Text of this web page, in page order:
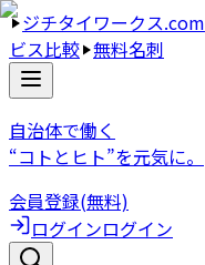
ジチタイワークス.com
ビス比較 無料名刺
自治体で働く
“コトとヒト”を元気に。
会員登録(無料)
ログインログイン